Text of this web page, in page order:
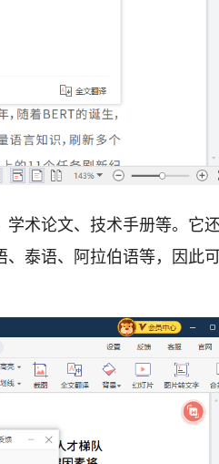
术论文、技术手册等。它
泰语、阿拉伯语等，因此